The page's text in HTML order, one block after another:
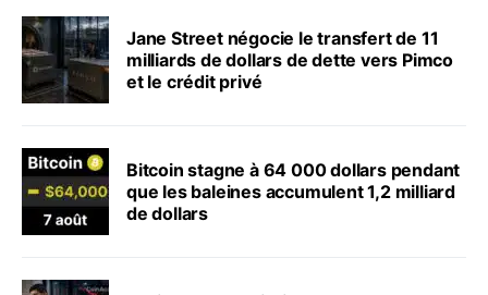
Jane Street négocie le transfert de 11
milliards de dollars de dette vers Pimco
et le crédit privé
Bitcoin stagne à 64 000 dollars pendant
que les baleines accumulent 1,2 milliard
de dollars